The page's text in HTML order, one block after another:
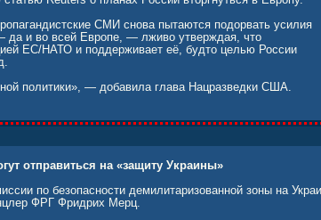
СМИ снова пытаются подорвать усилия
да и во всей Европе, — лживо утверждая, что
ЕС/НАТО и поддерживает её, будто целью России
политики», — добавила глава Нацразведки США.
отправиться на «защиту Украины»
по безопасности демилитаризованной зоны на
ФРГ Фридрих Мерц.